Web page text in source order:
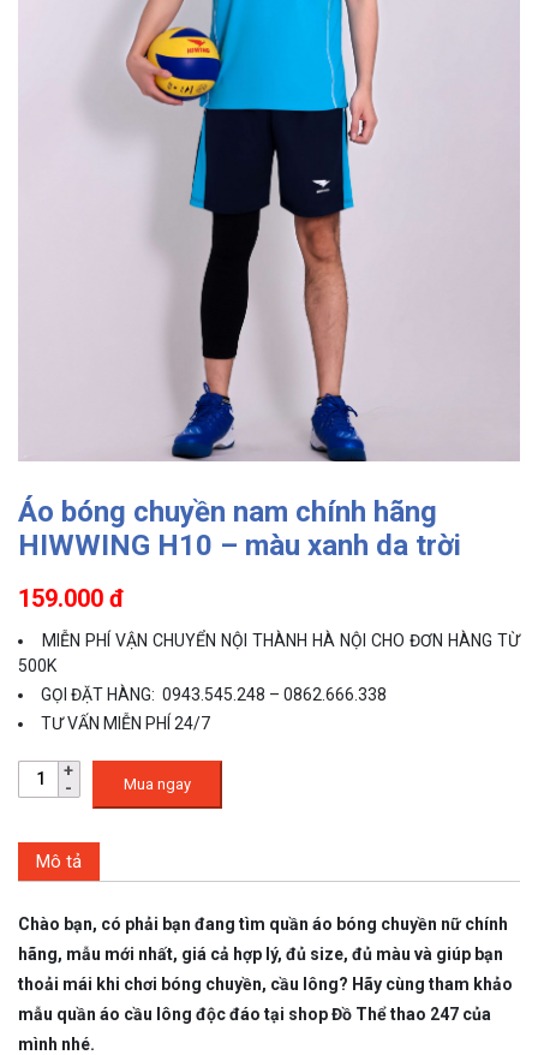
Áo bóng chuyền nam chính hãng
HIWWING H10 – màu xanh da trời
159.000 đ
MIỄN PHÍ VẬN CHUYỂN NỘI THÀNH HÀ NỘI CHO ĐƠN HÀNG TỪ
500K
GỌI ĐẶT HÀNG: 0943.545.248 – 0862.666.338
TƯ VẤN MIỄN PHÍ 24/7
Mua ngay
Mô tả
Chào bạn, có phải bạn đang tìm quần áo bóng chuyền nữ chính
hãng, mẫu mới nhất, giá cả hợp lý, đủ size, đủ màu và giúp bạn
thoải mái khi chơi bóng chuyền, cầu lông? Hãy cùng tham khảo
mẫu quần áo cầu lông độc đáo tại shop Đồ Thể thao 247 của
mình nhé.